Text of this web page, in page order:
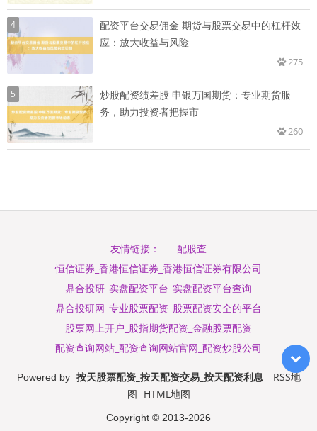
4
配资平台交易佣金 期货与股票交易中的杠杆效
应：放大收益与风险
275
5
炒股配资绩差股 申银万国期货：专业期货服
务，助力投资者把握市
260
友情链接：
配股查
恒信证券_香港恒信证券_香港恒信证券有限公司
鼎合投研_实盘配资平台_实盘配资平台查询
鼎合投研网_专业股票配资_股票配资安全的平台
股票网上开户_股指期货配资_金融股票配资
配资查询网站_配资查询网站官网_配资炒股公司
Powered by 按天股票配资_按天配资交易_按天配资利息
RSS地
图 HTML地图
Copyright © 2013-2026